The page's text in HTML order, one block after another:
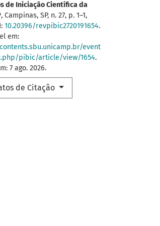
de Iniciação Científica da
, Campinas, SP, n. 27, p. 1–1,
10.20396/revpibic2720191654.
em:
event
pibic/article/view/1654.
7 ago. 2026.
de Citação